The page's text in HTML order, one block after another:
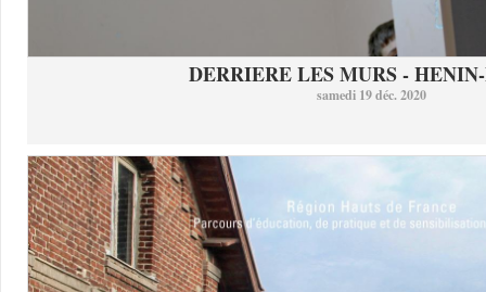
DERRIERE LES MURS -
samedi 19 déc. 2020